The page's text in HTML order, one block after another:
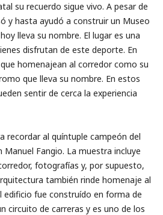
su recuerdo sigue vivo. A pesar de
y hasta ayudó a construir un Museo
lleva su nombre. El lugar es una
disfrutan de este deporte. En
homenajean al corredor como su
que lleva su nombre. En estos
sentir de cerca la experiencia
recordar al quíntuple campeón del
Manuel Fangio. La muestra incluye
fotografías y, por supuesto,
también rinde homenaje al
edificio fue construído en forma de
circuito de carreras y es uno de los